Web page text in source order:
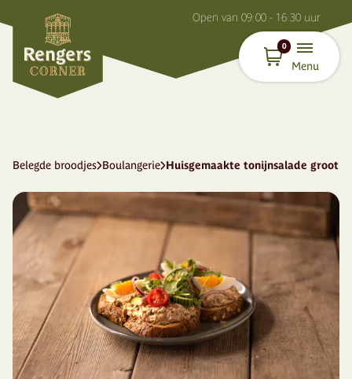
Open van 09:00 - 16:30 uur
0
Menu
Belegde broodjes Boulangerie Huisgemaakte tonijnsalade groot